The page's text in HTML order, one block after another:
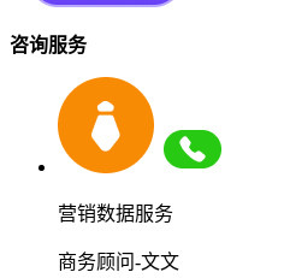
咨询服务
营销数据服务
商务顾问-文文